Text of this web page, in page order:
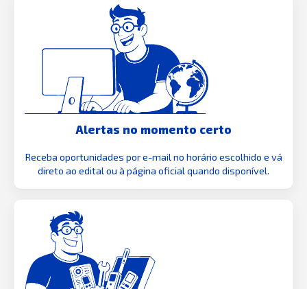
Alertas no momento certo
Receba oportunidades por e-mail no horário escolhido e vá
direto ao edital ou à página oficial quando disponível.